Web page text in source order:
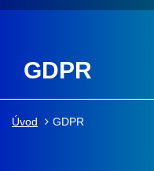
GDPR
Úvod GDPR